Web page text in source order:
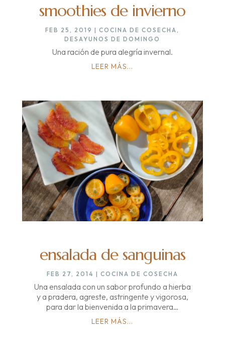
smoothies de invierno
FEB 25, 2019 |COCINA DE COSECHA ,
DESAYUNOS DE DOMINGO
Una ración de pura alegría invernal.
LEER MÁS...
ensalada de sanguinas
FEB 27, 2014 | COCINA DE COSECHA
Una ensalada con un sabor profundo a hierba
y a pradera, agreste, astringente y vigorosa,
para dar la bienvenida a la primavera…
LEER MÁS...